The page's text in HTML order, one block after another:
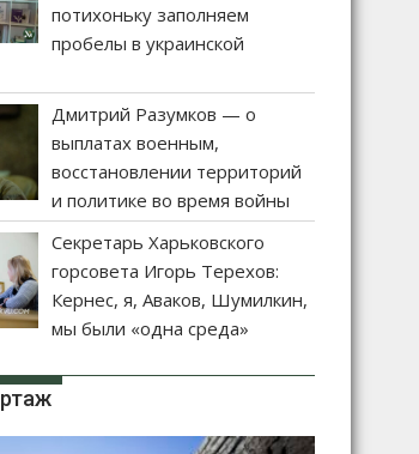
потихоньку заполняем
пробелы в украинской
Дмитрий Разумков — о
выплатах военным,
восстановлении территорий
и политике во время войны
Секретарь Харьковского
горсовета Игорь Терехов:
Кернес, я, Аваков, Шумилкин,
мы были «одна среда»